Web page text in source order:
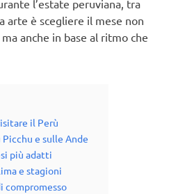
l’estate peruviana, tra
arte è scegliere il mese non
anche in base al ritmo che
il Perù
e sulle Ande
più adatti
e stagioni
compromesso